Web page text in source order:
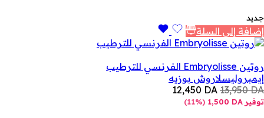
جديد
إضافة إلى السلة
روتين Embryolisse الفرنسي للترطيب
إيمبروليسلاروش بوزيه
13,950DA
12,450 DA
توفير 1,500 DA
(
11%
)